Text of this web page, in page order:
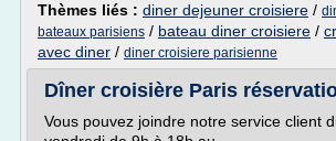
Thèmes liés : diner dejeuner croisiere /
bateaux parisiens / bateau diner croisiere /
avec diner / diner croisiere parisienne
Dîner croisière Paris
Vous pouvez joindre notre service client